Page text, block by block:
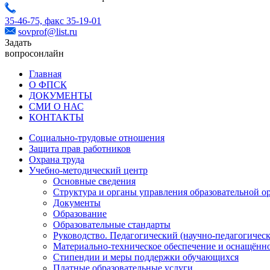
35-46-75, факс 35-19-01
sovprof@list.ru
Задать
вопросонлайн
Главная
О ФПСК
ДОКУМЕНТЫ
СМИ О НАС
КОНТАКТЫ
Социально-трудовые отношения
Защита прав работников
Охрана труда
Учебно-методический центр
Основные сведения
Структура и органы управления образовательной
Документы
Образование
Образовательные стандарты
Руководство. Педагогический (научно-
Материально-техническое обеспечение и
Стипендии и меры поддержки обучающихся
Платные образовательные услуги